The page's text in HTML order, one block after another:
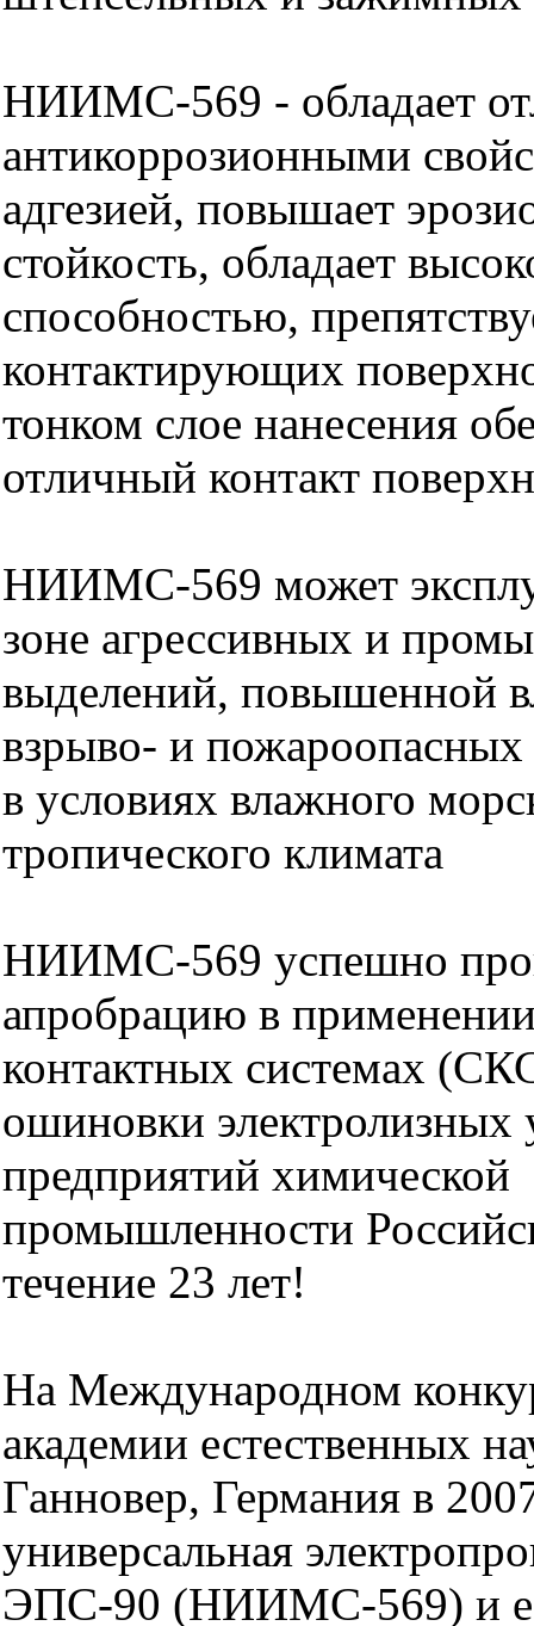
НИИМС-569 - обладает
антикоррозионными
адгезией, повышает
стойкость, обладает
способностью,
контактирующих
тонком слое нанесения
отличный контакт
НИИМС-569 может
зоне агрессивных и
выделений, повышенной
взрыво- и пожароопасных
в условиях влажного
тропического климата
НИИМС-569 успешно
апробрацию в
контактных системах
ошиновки электролизных
предприятий химической
промышленности
течение 23 лет!
На Международном
академии естественных
Ганновер, Германия в
универсальная
ЭПС-90 (НИИМС-569) и ее